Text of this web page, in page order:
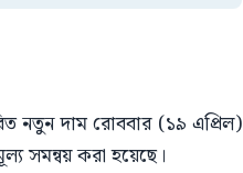
নতুন দাম রোববার (১৯ এপ্রিল)
সমন্বয় করা হয়েছে।